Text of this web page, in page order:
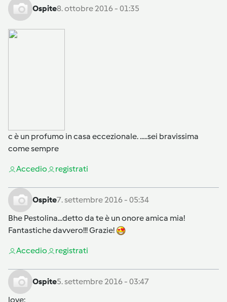
Ospite8. ottobre 2016 - 01:35
c è un profumo in casa eccezionale. .....sei bravissima
come sempre
Accedio registrati
Ospite7. settembre 2016 - 05:34
Bhe Pestolina...detto da te è un onore amica mia!
Fantastiche davvero!!! Grazie!
Accedio registrati
Ospite5. settembre 2016 - 03:47
love: